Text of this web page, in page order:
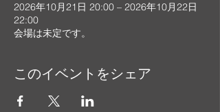
2026年10月21日 20:00 – 2026年10月22日
22:00
会場は未定です。
このイベントをシェア